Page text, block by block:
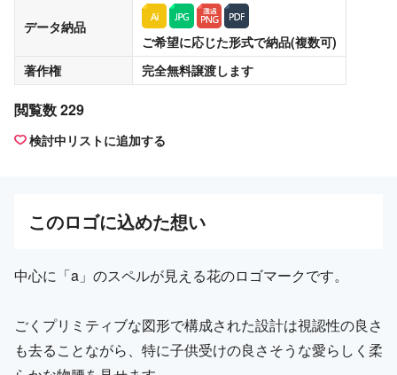
データ納品
ご希望に応じた形式で納品(複数可)
著作権
完全無料譲渡します
閲覧数 229
検討中リストに追加する
このロゴに込めた想い
中心に「a」のスペルが見える花のロゴマークです。
ごくプリミティブな図形で構成された設計は視認性の良さ
も去ることながら、特に子供受けの良さそうな愛らしく柔